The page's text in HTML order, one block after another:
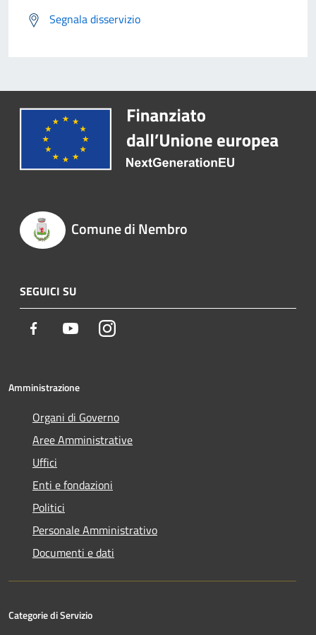
Segnala disservizio
Comune di Nembro
SEGUICI SU
Facebook YoutubeInstagram
Amministrazione
Organi di Governo
Aree Amministrative
Uffici
Enti e fondazioni
Politici
Personale Amministrativo
Documenti e dati
Categorie di Servizio